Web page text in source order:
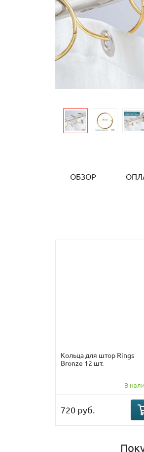
ОБЗОР
Кольца для штор Rings
Bronze 12 шт.
В
720 руб.